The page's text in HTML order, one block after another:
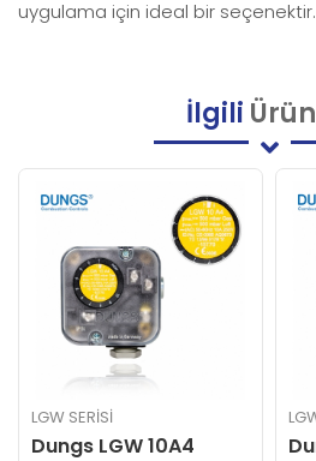
uygulama için ideal bir seçenektir.
İlgili
LGW SERISI
Dungs LGW 50A2